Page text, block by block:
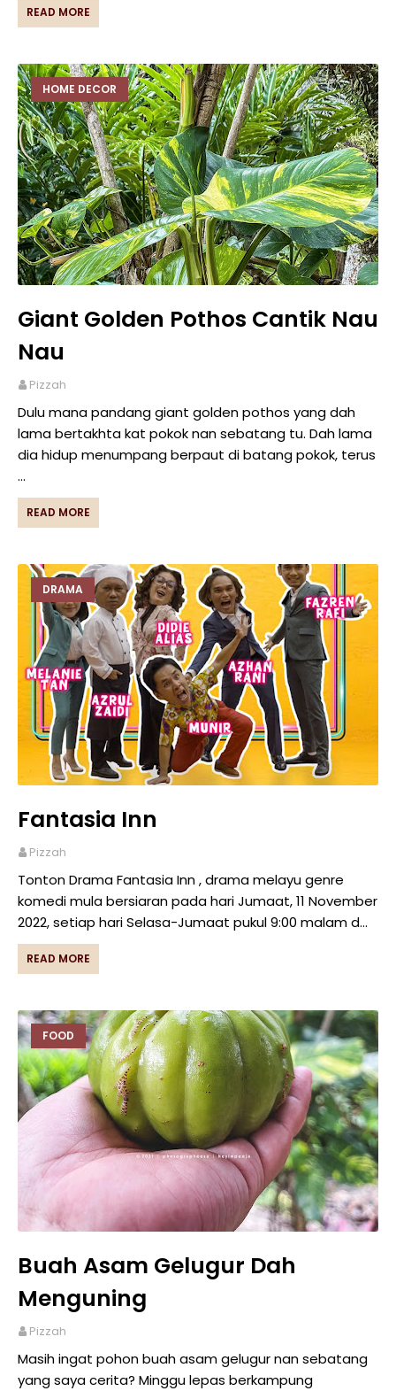
READ MORE
HOME DECOR
Giant Golden Pothos Cantik Nau
Nau
Pizzah
Dulu mana pandang giant golden pothos yang dah
lama bertakhta kat pokok nan sebatang tu. Dah lama
dia hidup menumpang berpaut di batang pokok, terus
…
READ MORE
DRAMA
Fantasia Inn
Pizzah
Tonton Drama Fantasia Inn , drama melayu genre
komedi mula bersiaran pada hari Jumaat, 11 November
2022, setiap hari Selasa-Jumaat pukul 9:00 malam d…
READ MORE
FOOD
Buah Asam Gelugur Dah
Menguning
Pizzah
Masih ingat pohon buah asam gelugur nan sebatang
yang saya cerita? Minggu lepas berkampung